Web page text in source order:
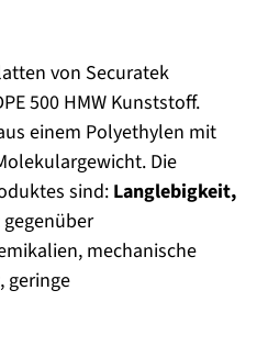
von Securatek
500 HMW Kunststoff.
einem Polyethylen mit
Die
sind: Langlebigkeit,
gegenüber
mechanische
geringe